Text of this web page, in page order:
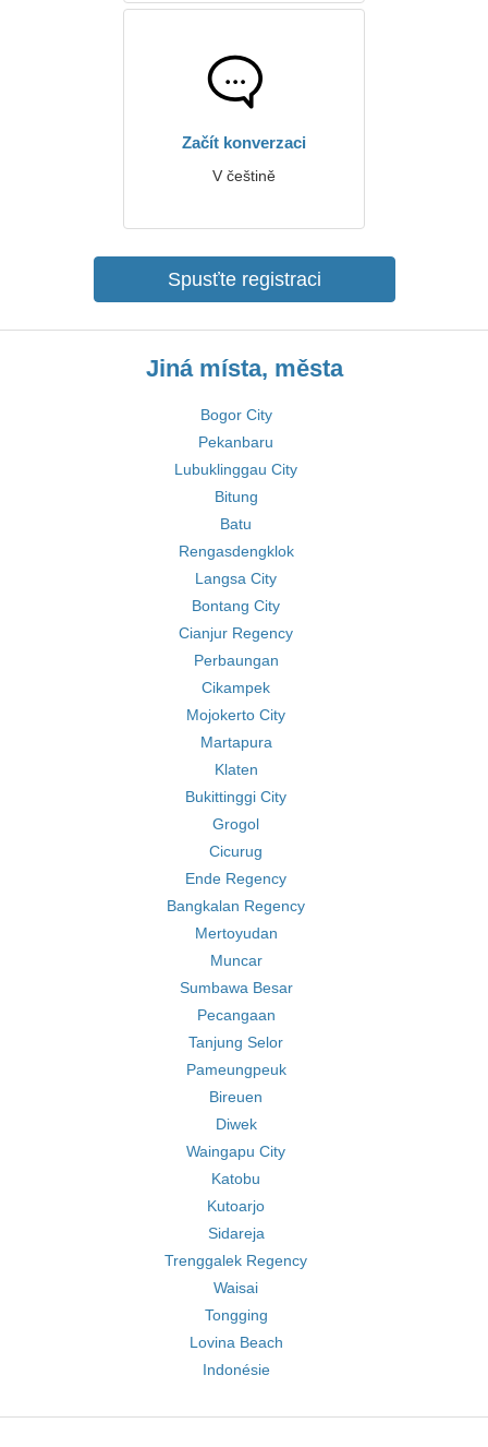
Začít konverzaci
V češtině
Spusťte registraci
Jiná místa, města
Bogor City
Pekanbaru
Lubuklinggau City
Bitung
Batu
Rengasdengklok
Langsa City
Bontang City
Cianjur Regency
Perbaungan
Cikampek
Mojokerto City
Martapura
Klaten
Bukittinggi City
Grogol
Cicurug
Ende Regency
Bangkalan Regency
Mertoyudan
Muncar
Sumbawa Besar
Pecangaan
Tanjung Selor
Pameungpeuk
Bireuen
Diwek
Waingapu City
Katobu
Kutoarjo
Sidareja
Trenggalek Regency
Waisai
Tongging
Lovina Beach
Indonésie